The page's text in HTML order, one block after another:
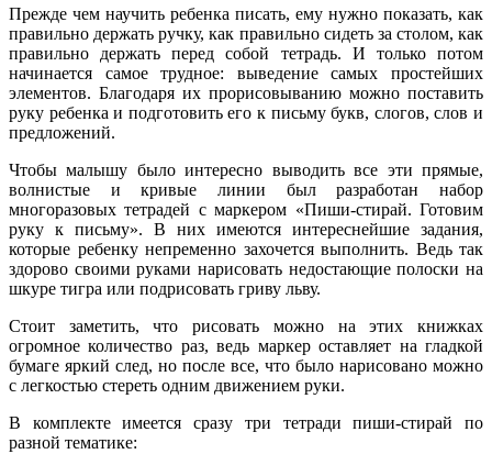
Прежде чем научить ребенка писать, ему нужно показать, как
правильно держать ручку, как правильно сидеть за столом, как
правильно держать перед собой тетрадь. И только потом
начинается самое трудное: выведение самых простейших
элементов. Благодаря их прорисовыванию можно поставить
руку ребенка и подготовить его к письму букв, слогов, слов и
предложений.
Чтобы малышу было интересно выводить все эти прямые,
волнистые и кривые линии был разработан набор
многоразовых тетрадей с маркером «Пиши-стирай. Готовим
руку к письму». В них имеются интереснейшие задания,
которые ребенку непременно захочется выполнить. Ведь так
здорово своими руками нарисовать недостающие полоски на
шкуре тигра или подрисовать гриву льву.
Стоит заметить, что рисовать можно на этих книжках
огромное количество раз, ведь маркер оставляет на гладкой
бумаге яркий след, но после все, что было нарисовано можно
с легкостью стереть одним движением руки.
В комплекте имеется сразу три тетради пиши-стирай по
разной тематике: